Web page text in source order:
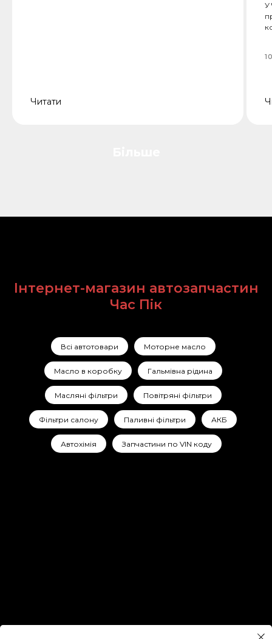
Читати
У
Інтернет-магазин автозапчастин
Час Пік
Всі автотовари Моторне масло
Масло в коробку Гальмівна рідина
Масляні фільтри Повітряні фільтри
Фільтри салону Паливні фільтри АКБ
Автохімія Запчастини по VIN коду